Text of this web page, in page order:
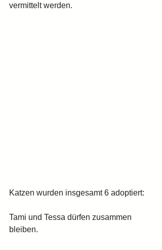
vermittelt werden.
Katzen wurden insgesamt 6 adoptiert:
Tami und Tessa dürfen zusammen
bleiben.